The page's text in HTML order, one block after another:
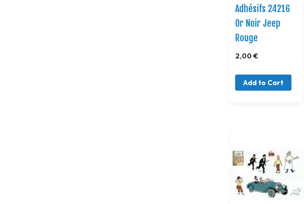
Adhésifs 24216
Or Noir Jeep
Rouge
2,00 €
Add to Cart